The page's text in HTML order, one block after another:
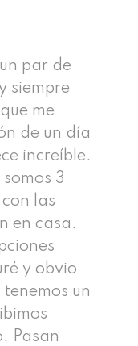
par de
siempre
me
de un día
increíble.
3
las
en casa.
y obvio
un
Pasan